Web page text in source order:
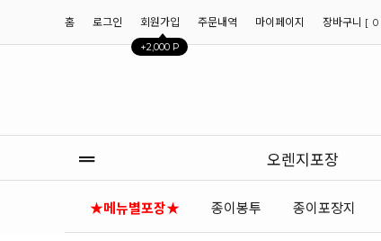
홈 로그인 회원가입
+2,000 P
주문내역 마이페이지 장바구니 [ 0
오렌지포장
★메뉴별포장★ 종이봉투 종이포장지